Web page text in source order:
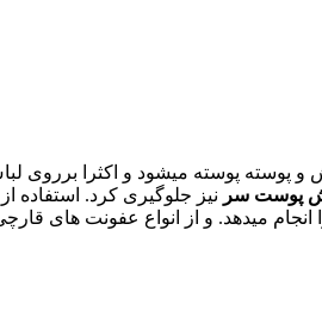
پوسته میشود و اکثرا برروی
پوست سر نیز جلوگیری کرد. استفاده
انجام میدهد. و از انواع عفونت های